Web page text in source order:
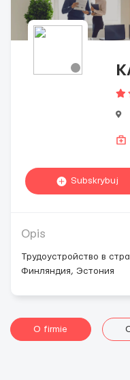
Subskrybuj
Opis
Трудоустройство в
Финляндия, Эстония
O firmie